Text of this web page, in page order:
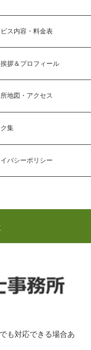
ス内容・料金表
拶＆プロフィール
地図・アクセス
集
バシーポリシー
も対応できる場合あ